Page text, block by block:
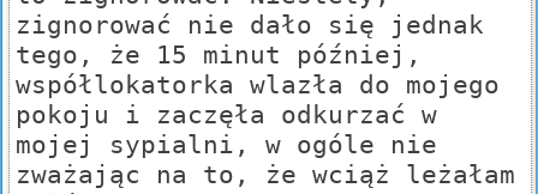
zignorować nie dało się jednak
tego, że 15 minut później,
współlokatorka wlazła do mojego
pokoju i zaczęła odkurzać w
mojej sypialni, w ogóle nie
zważając na to, że wciąż leżałam